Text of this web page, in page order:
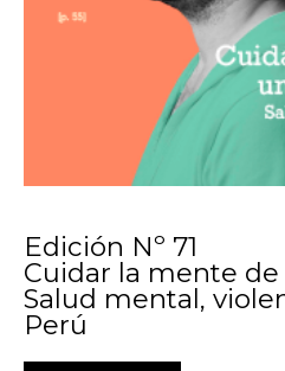
Edición Nº 71
Cuidar la mente de
Salud mental,
Perú